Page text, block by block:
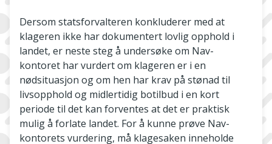
Dersom statsforvalteren konkluderer med at
klageren ikke har dokumentert lovlig opphold i
landet, er neste steg å undersøke om Nav-
kontoret har vurdert om klageren er i en
nødsituasjon og om hen har krav på stønad til
livsopphold og midlertidig botilbud i en kort
periode til det kan forventes at det er praktisk
mulig å forlate landet. For å kunne prøve Nav-
kontorets vurdering, må klagesaken inneholde